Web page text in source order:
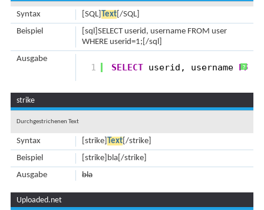
[SQL] Text[/SQL]
Syntax
[sql]SELECT userid, username FROM user
WHERE userid=1;[/sql]
Beispiel
?
1 SELECT userid, username FROM
Ausgabe
strike
Durchgestrichenen Text
[strike] Text[/strike]
Syntax
[strike]bla[/strike]
Beispiel
bla
Ausgabe
Uploaded.net